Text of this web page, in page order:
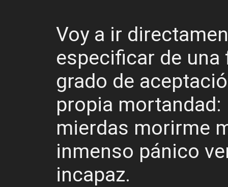
Voy a ir
especificar de
grado de
propia
mierdas morirme
inmenso pánico
incapaz.